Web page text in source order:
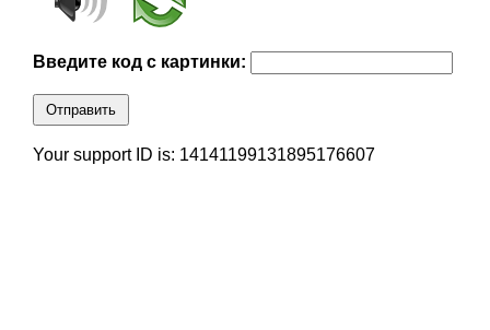
Введите код с картинки:
Отправить
Your support ID is: 14141199131895176607